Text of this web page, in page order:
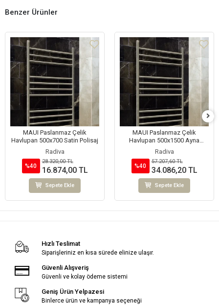
Benzer Ürünler
MAUI Paslanmaz Çelik
Havlupan 500x700 Satin Polisaj
Radiva
%40
28.320,00 TL
16.874,00 TL
Sepete Ekle
MAUI Paslanmaz Çelik
Havlupan 500x1500 Ayna
Polisaj
Radiva
%40
57.207,60 TL
34.086,20 TL
Sepete Ekle
Hızlı Teslimat
Siparişleriniz en kısa sürede elinize ulaşır.
Güvenli Alışveriş
Güvenli ve kolay ödeme sistemi
Geniş Ürün Yelpazesi
Binlerce ürün ve kampanya seçeneği